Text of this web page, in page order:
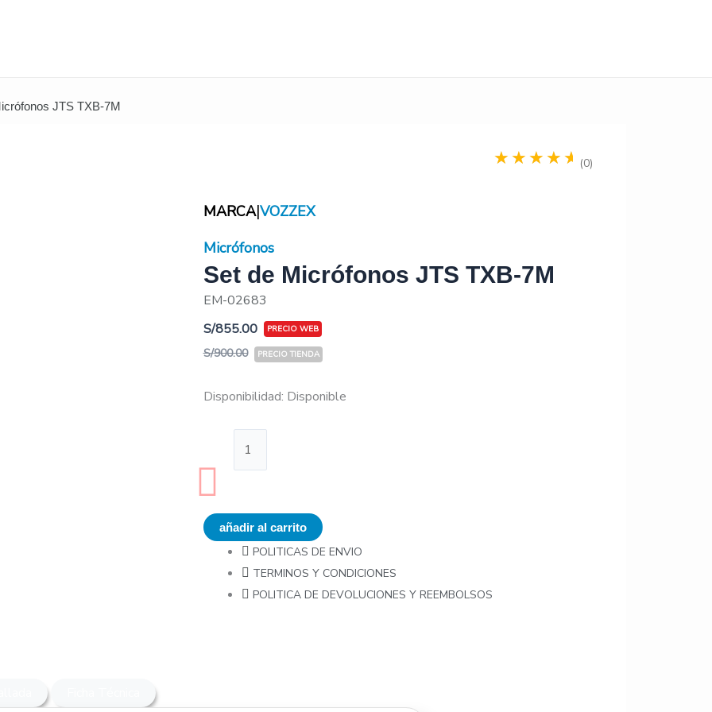
JTS TXB-7M
(0)
MARCA|VOZZEX
Micrófonos
Set de Micrófonos JTS TXB-7M
EM-02683
S/900.00
S/855.00
Disponibilidad: Disponible
Set
7M
cantidad
añadir al carrito
POLITICAS DE ENVIO
TERMINOS Y CONDICIONES
POLITICA DE DEVOLUCIONES Y REEMBOLSOS